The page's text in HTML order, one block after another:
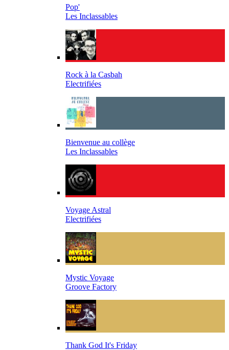
Pop'
Les Inclassables
Rock à la Casbah
Electrifiées
Bienvenue au collège
Les Inclassables
Voyage Astral
Electrifiées
Mystic Voyage
Groove Factory
Thank God It's Friday